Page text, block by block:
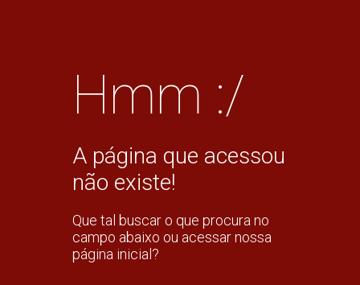
Hmm :/
A página que acessou
não existe!
Que tal buscar o que procura no
campo abaixo ou acessar nossa
página inicial?